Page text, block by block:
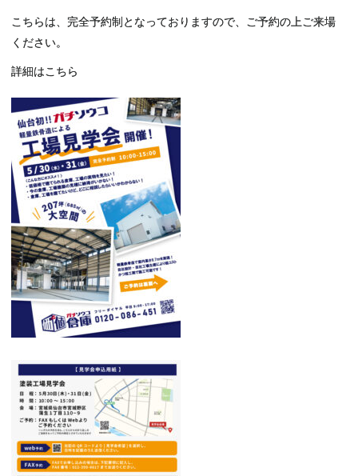
こちらは、完全予約制となっておりますので、ご予約の上ご来場
ください。
詳細はこちら